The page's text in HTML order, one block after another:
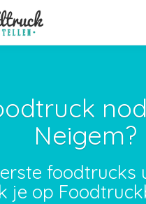
Neigem?
foodtrucks
je op